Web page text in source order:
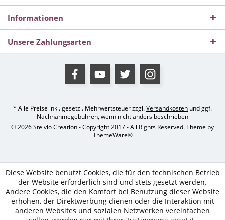
Informationen
Unsere Zahlungsarten
* Alle Preise inkl. gesetzl. Mehrwertsteuer zzgl.Versandkosten und ggf.
Nachnahmegebühren, wenn nicht anders beschrieben
© 2026 Stelvio Creation - Copyright 2017 - All Rights Reserved. Theme by
ThemeWare®
Diese Website benutzt Cookies, die für den technischen Betrieb
der Website erforderlich sind und stets gesetzt werden.
Andere Cookies, die den Komfort bei Benutzung dieser Website
erhöhen, der Direktwerbung dienen oder die Interaktion mit
anderen Websites und sozialen Netzwerken vereinfachen